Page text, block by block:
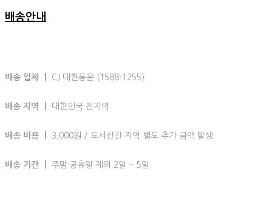
배송안내
배송 업체 ㅣ CJ 대한통운 (1588-1255)
배송 지역 ㅣ 대한민국 전지역
배송 비용 ㅣ 3,000원 / 도서산간 지역 별도 추가 금액 발생
배송 기간 ㅣ 주말·공휴일 제외 2일 ~ 5일